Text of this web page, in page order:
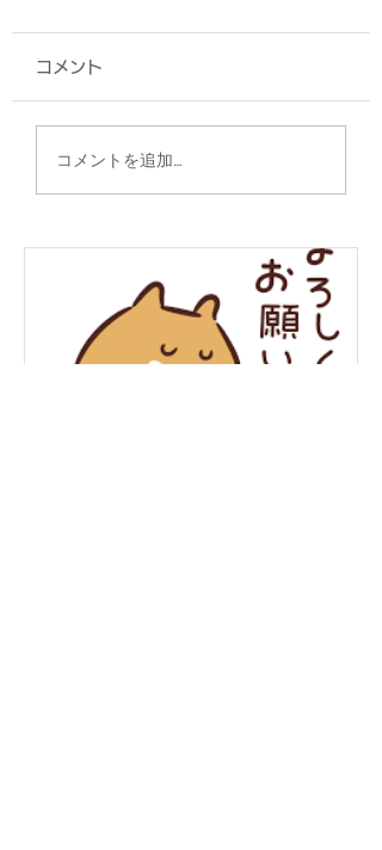
A4フラットトート/仲
本工業 様
コメント
コメントを追加…